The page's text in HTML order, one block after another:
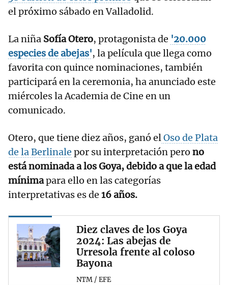
el próximo sábado en Valladolid.
La niña Sofía Otero, protagonista de '20.000
especies de abejas', la película que llega como
favorita con quince nominaciones, también
participará en la ceremonia, ha anunciado este
miércoles la Academia de Cine en un
comunicado.
Otero, que tiene diez años, ganó elOso de Plata
de la Berlinale por su interpretación pero no
está nominada a los Goya, debido a que la edad
mínimapara ello en las categorías
interpretativas es de 16 años.
Diez claves de los Goya
2024: Las abejas de
Urresola frente al coloso
Bayona
NTM / EFE